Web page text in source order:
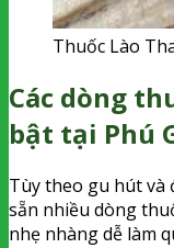
Thuốc Lào
Các dòng
bật tại Phú
Tùy theo gu hút và
sẵn nhiều dòng
nhẹ nhàng dễ làm